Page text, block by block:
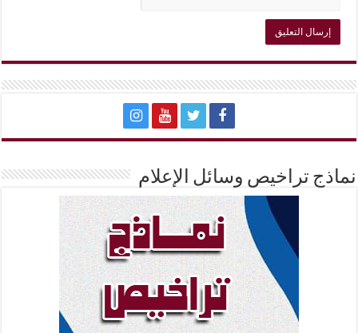
نماذج تراخيص وسائل الإعلام